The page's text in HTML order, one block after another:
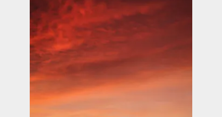
Les
options
peuvent
être
choisies
sur
la
page
du